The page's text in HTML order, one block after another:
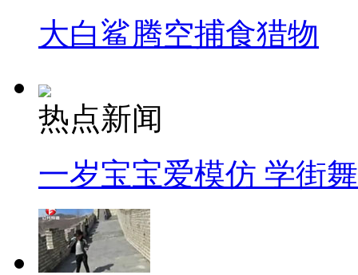
大白鲨腾空捕食猎物
热点新闻
一岁宝宝爱模仿 学街